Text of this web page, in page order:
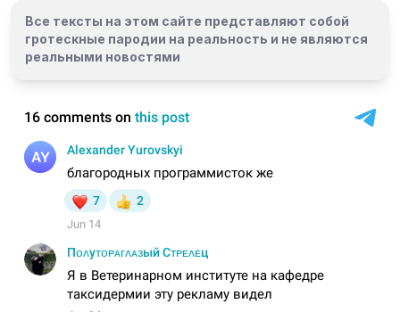
Все тексты на этом сайте представляют собой
гротескные пародии на реальность и не являются
реальными новостями